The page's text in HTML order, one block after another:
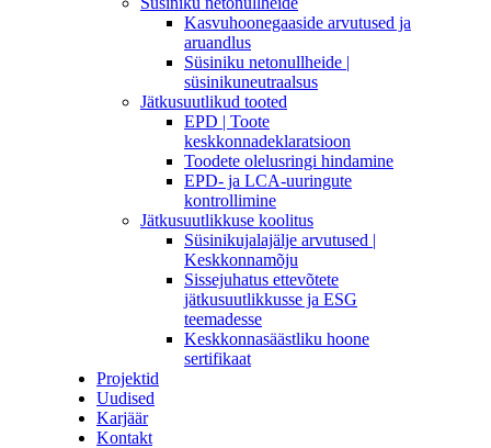
Kasvuhoonegaaside arvutused ja
aruandlus
Süsiniku netonullheide |
süsinikuneutraalsus
Jätkusuutlikud tooted
EPD | Toote
keskkonnadeklaratsioon
Toodete olelusringi hindamine
EPD- ja LCA-uuringute
kontrollimine
Jätkusuutlikkuse koolitus
Süsinikujalajälje arvutused |
Keskkonnamõju
Sissejuhatus ettevõtete
jätkusuutlikkusse ja ESG
teemadesse
Keskkonnasäästliku hoone
sertifikaat
Projektid
Uudised
Karjäär
Kontakt